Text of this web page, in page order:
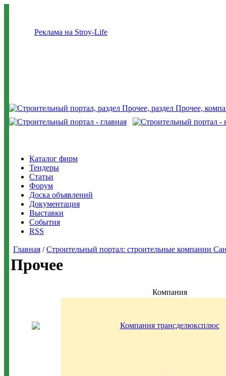
Реклама на Stroy-Life
Каталог фирм
Тендеры
Статьи
Форум
Доска объявлений
Документация
Выставки
События
RSS
Главная /Строительный портал: строительные компании
Прочее
Компания
Компания трансделюксплюс